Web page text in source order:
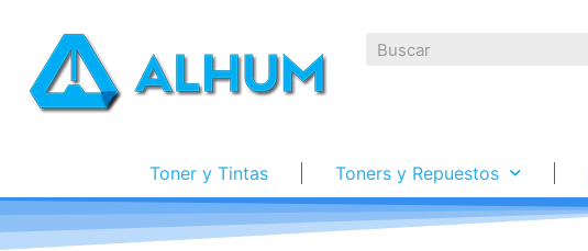
Toner y Tintas Toners y Repuestos